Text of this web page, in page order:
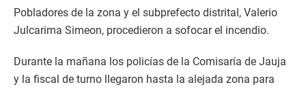
Pobladores de la zona y el subprefecto distrital, Valerio
Julcarima Simeon, procedieron a sofocar el incendio.
Durante la mañana los policías de la Comisaría de Jauja
y la fiscal de turno llegaron hasta la alejada zona para